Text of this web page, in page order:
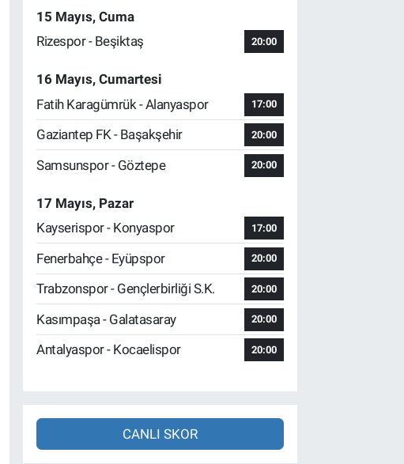
15 Mayıs, Cuma
Rizespor - Beşiktaş
20:00
16 Mayıs, Cumartesi
Fatih Karagümrük - Alanyaspor
17:00
Gaziantep FK - Başakşehir 20:00
Samsunspor - Göztepe 20:00
17 Mayıs, Pazar
Kayserispor - Konyaspor
17:00
Fenerbahçe - Eyüpspor 20:00
Trabzonspor - Gençlerbirliği S.K. 20:00
Kasımpaşa - Galatasaray 20:00
Antalyaspor - Kocaelispor 20:00
CANLI SKOR